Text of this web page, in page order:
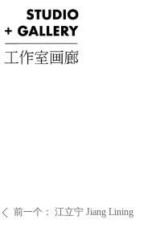
ꄴ 前一个： 江立宁 Jiang Lining